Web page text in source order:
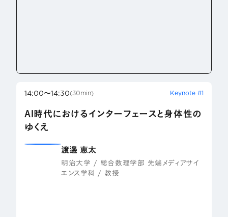
14:00〜14:30(30min) Keynote #1
AI時代におけるインターフェースと身体性の
ゆくえ
渡邊 恵太
明治大学 / 総合数理学部 先端メディアサイ
エンス学科 / 教授